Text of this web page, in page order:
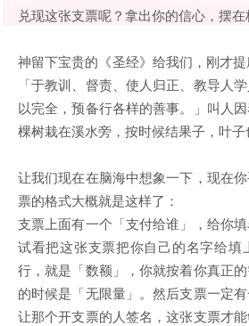
兑现这张支票呢？拿出你的信心，摆在
神留下宝贵的《圣经》给我们，刚才
「于教训、督责、使人归正、教导人
以完全，预备行各样的善事。」叫人
棵树栽在溪水旁，按时候结果子，叶子
让我们现在在脑海中想象一下，现在
票的格式大概就是这样了：
支票上面有一个「支付给谁」，给你
试看把这张支票把你自己的名字给填
行，就是「数额」，你就按着你真正
的时候是「无限量」。然后支票一定
让那个开支票的人签名，这张支票才